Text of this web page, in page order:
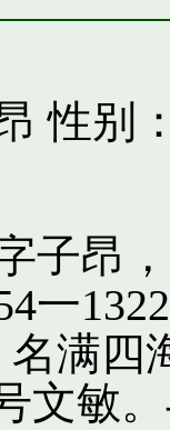
性别
子昂
一
满四
文敏